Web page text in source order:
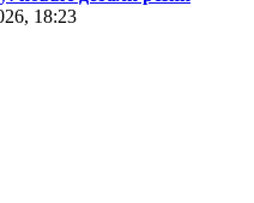
18:23